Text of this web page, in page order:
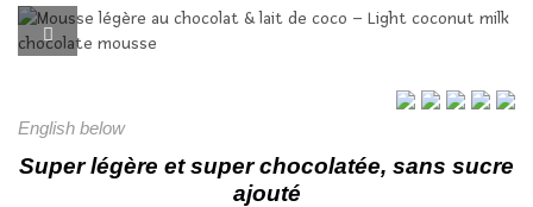
English below
Super légère et super chocolatée, sans sucre
ajouté